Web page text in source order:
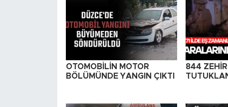
OTOMOBİLİN MOTOR
BÖLÜMÜNDE YANGIN ÇIKTI
844 ZEHİR